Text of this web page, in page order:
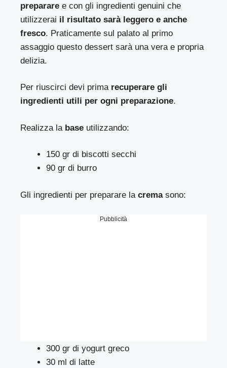
preparare e con gli ingredienti genuini che
utilizzerai il risultato sarà leggero e anche
fresco. Praticamente sul palato al primo
assaggio questo dessert sarà una vera e propria
delizia.
Per riuscirci devi primarecuperare gli
ingredienti utili per ogni preparazione.
Realizza la base utilizzando:
150 gr di biscotti secchi
90 gr di burro
Gli ingredienti per preparare lacremasono:
Pubblicità
300 gr di yogurt greco
30 ml di latte